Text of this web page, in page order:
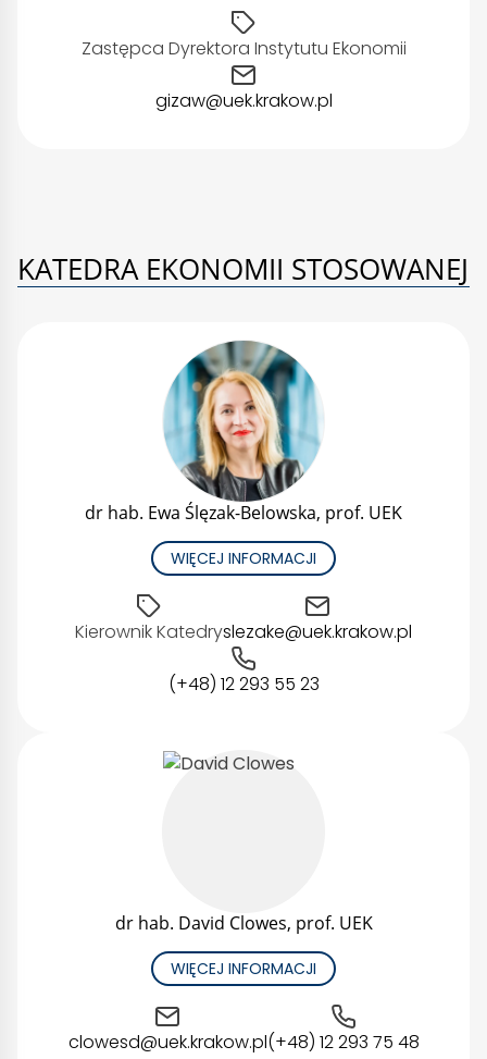
Zastępca Dyrektora Instytutu Ekonomii
gizaw@uek.krakow.pl
KATEDRA EKONOMII STOSOWANEJ
dr hab. Ewa Ślęzak-Belowska, prof. UEK
WIĘCEJ INFORMACJI
Kierownik Katedryslezake@uek.krakow.pl
(+48) 12 293 55 23
dr hab. David Clowes, prof. UEK
WIĘCEJ INFORMACJI
clowesd@uek.krakow.pl(+48) 12 293 75 48